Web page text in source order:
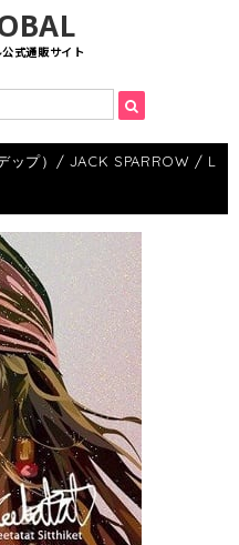
式通販サイト
ップ）/ JACK SPARROW / L